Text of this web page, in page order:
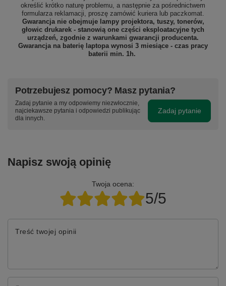
określić krótko naturę problemu, a następnie za pośrednictwem
formularza reklamacji, proszę zamówić kuriera lub paczkomat.
Gwarancja nie obejmuje lampy projektora, tuszy, tonerów,
głowic drukarek - stanowią one części eksploatacyjne tych
urządzeń, zgodnie z warunkami gwarancji producenta.
Gwarancja na baterię laptopa wynosi 3 miesiące - czas pracy
baterii min. 1h.
Potrzebujesz pomocy? Masz pytania?
Zadaj pytanie a my odpowiemy niezwłocznie,
najciekawsze pytania i odpowiedzi publikując
dla innych.
Zadaj pytanie
Napisz swoją opinię
Twoja ocena:
5/5
Treść twojej opinii